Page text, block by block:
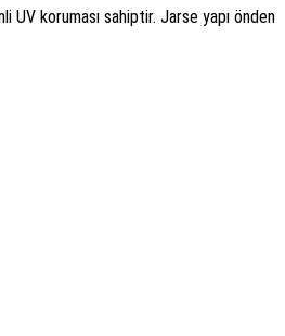
UV koruması sahiptir. Jarse yapı önden